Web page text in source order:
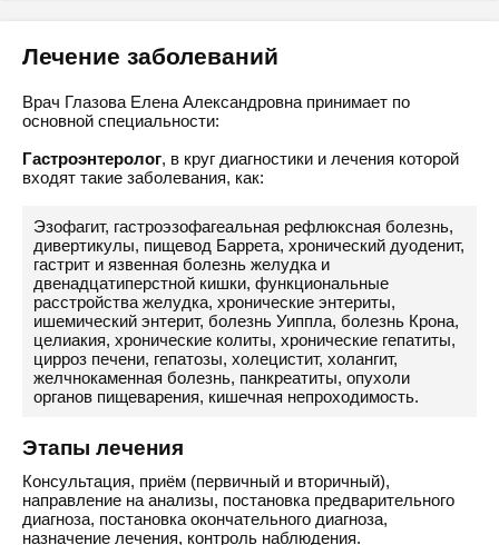
Лечение заболеваний
Врач Глазова Елена Александровна принимает по
основной специальности:
Гастроэнтеролог, в круг диагностики и лечения которой
входят такие заболевания, как:
Эзофагит, гастроэзофагеальная рефлюксная болезнь,
дивертикулы, пищевод Баррета, хронический дуоденит,
гастрит и язвенная болезнь желудка и
двенадцатиперстной кишки, функциональные
расстройства желудка, хронические энтериты,
ишемический энтерит, болезнь Уиппла, болезнь Крона,
целиакия, хронические колиты, хронические гепатиты,
цирроз печени, гепатозы, холецистит, холангит,
желчнокаменная болезнь, панкреатиты, опухоли
органов пищеварения, кишечная непроходимость.
Этапы лечения
Консультация, приём (первичный и вторичный),
направление на анализы, постановка предварительного
диагноза, постановка окончательного диагноза,
назначение лечения, контроль наблюдения.